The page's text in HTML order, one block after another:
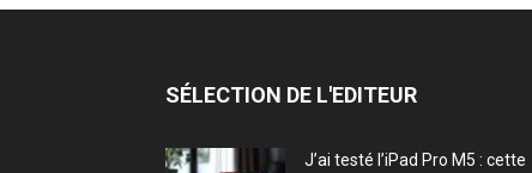
SÉLECTION DE L'EDITEUR
J’ai testé l’iPad Pro M5 : cette